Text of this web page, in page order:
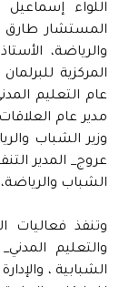
اللواء إسماعيل
المستشار طارق
والرياضة،
المركزية
عام التعليم
مدير عام
وزير الشباب
عروج_ المدير
الشباب والرياضة،
وتنفذ فعاليات
والتعليم
الشبابية ،